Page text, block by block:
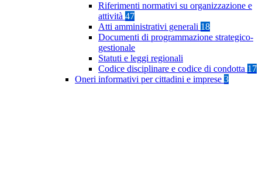
Riferimenti normativi su organizzazione e
attività 47
Atti amministrativi generali 18
Documenti di programmazione strategico-
gestionale
Statuti e leggi regionali
Codice disciplinare e codice di condotta 17
Oneri informativi per cittadini e imprese 3